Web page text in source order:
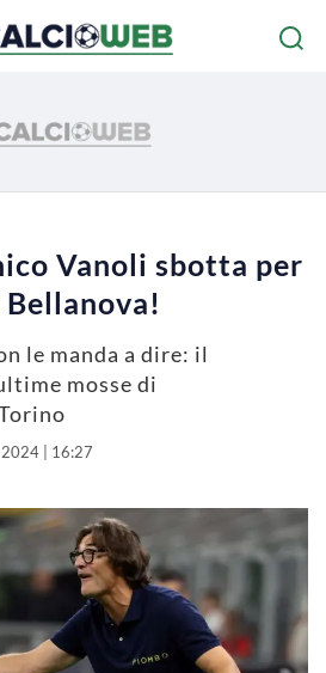
Vanoli sbotta per
Bellanova!
le manda a dire: il
mosse di
| 16:27